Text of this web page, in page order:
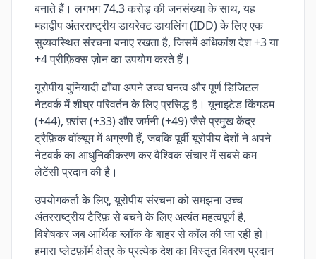
बनाते हैं। लगभग 74.3 करोड़ की जनसंख्या के साथ, यह
महाद्वीप अंतरराष्ट्रीय डायरेक्ट डायलिंग (IDD) के लिए एक
सुव्यवस्थित संरचना बनाए रखता है, जिसमें अधिकांश देश +3 या
+4 प्रीफ़िक्स ज़ोन का उपयोग करते हैं।
यूरोपीय बुनियादी ढाँचा अपने उच्च घनत्व और पूर्ण डिजिटल
नेटवर्क में शीघ्र परिवर्तन के लिए प्रसिद्ध है। यूनाइटेड किंगडम
(+44), फ़्रांस (+33) और जर्मनी (+49) जैसे प्रमुख केंद्र
ट्रैफ़िक वॉल्यूम में अग्रणी हैं, जबकि पूर्वी यूरोपीय देशों ने अपने
नेटवर्क का आधुनिकीकरण कर वैश्विक संचार में सबसे कम
लेटेंसी प्रदान की है।
उपयोगकर्ता के लिए, यूरोपीय संरचना को समझना उच्च
अंतरराष्ट्रीय टैरिफ़ से बचने के लिए अत्यंत महत्वपूर्ण है,
विशेषकर जब आर्थिक ब्लॉक के बाहर से कॉल की जा रही हो।
हमारा प्लेटफ़ॉर्म क्षेत्र के प्रत्येक देश का विस्तृत विवरण प्रदान